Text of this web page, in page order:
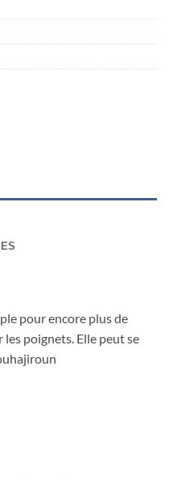
pour encore plus de
poignets. Elle peut se